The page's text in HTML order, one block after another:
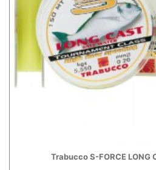
Trabucco S-FORCE LONG